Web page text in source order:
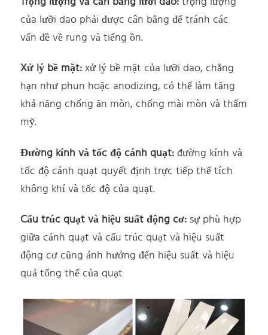
của lưỡi dao phải được cân bằng để tránh các
vấn đề về rung và tiếng ồn.
Xử lý bề mặt:xử lý bề mặt của lưỡi dao, chẳng
hạn như phun hoặc anodizing, có thể làm tăng
khả năng chống ăn mòn, chống mài mòn và thẩm
mỹ.
Đường kính và tốc độ cánh quạt:đường kính và
tốc độ cánh quạt quyết định trực tiếp thể tích
không khí và tốc độ của quạt.
Cấu trúc quạt và hiệu suất động cơ: sự phù hợp
giữa cánh quạt và cấu trúc quạt và hiệu suất
động cơ cũng ảnh hưởng đến hiệu suất và hiệu
quả tổng thể của quạt